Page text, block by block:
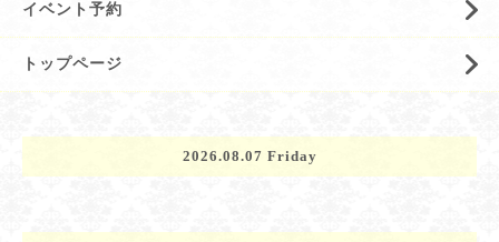
イベント予約
トップページ
2026.08.07 Friday